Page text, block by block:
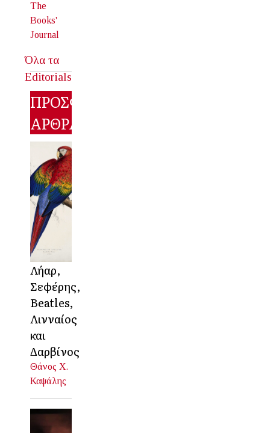
The
Books'
Journal
Όλα τα
Editorials
ΠΡΟΣΦΑΤΑ
ΑΡΘΡΑ
Λήαρ,
Σεφέρης,
Beatles,
Λινναίος
και
Δαρβίνος
Θάνος Χ.
Καψάλης